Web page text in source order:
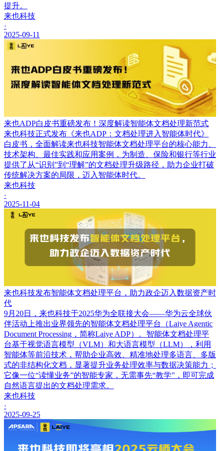
提升。
来也科技
·
2025-09-11
来也ADP白皮书重磅发布！深度解读智能体文档处理新范式
来也科技正式发布《来也ADP：文档处理进入智能体时代》
白皮书，全面解读来也科技智能体文档处理平台的核心能力、
技术架构、最佳实践和应用案例，为制造、保险和银行等行业
提供了从“识别”到“理解”的文档处理升级路径，助力企业打破
传统解决方案的局限，迈入智能体时代。
来也科技
·
2025-11-04
来也科技发布智能体文档处理平台，助力政企迈入数据资产时
代
9月20日，来也科技于2025华为全联接大会——华为云全球伙
伴活动上推出业界领先的智能体文档处理平台（Laiye Agentic
Document Processing，简称Laiye ADP）。智能体文档处理平
台基于视觉语言模型（VLM）和大语言模型（LLM），利用
智能体等前沿技术，帮助企业高效、精准地处理多语言、多版
式的非结构化文档，显著提升业务处理效率与数据决策能力；
它像一位“读懂业务”的智能专家，无需事先“教学”，即可完成
自然语言提出的文档处理需求。
来也科技
·
2025-09-25